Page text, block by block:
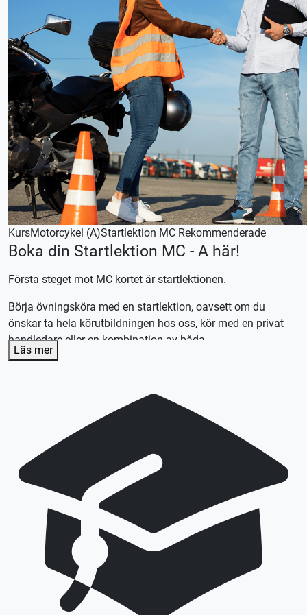
Kontakta oss för bokning eller logga in på appen
Elevcentralen alternativt stroptima.se.
Denna körlektion utförs med en manuellt växlad bil.
Ska du göra en privat uppkörning inom kort? Då hjälper vi
dig gärna att välja en ordinarie körlektion eller ett
privatistpaket som ger dig bästa möjliga förutsättningar.
Kontakta oss för bokning eller logga in på appen TABS Elev
alternativt tctabs.se.
Vid önskemål om betalning via faktura, vänligen kontakta
trafikskolan så hjälper vi er.
KursMotorcykel (A)Startlektion MC Rekommenderade
Boka din Startlektion MC - A här!
Första steget mot MC kortet är startlektionen.
Börja övningsköra med en startlektion, oavsett om du
önskar ta hela körutbildningen hos oss, kör med en privat
handledare eller en kombination av båda.
Lån av skydd ingår
Lån av MC ingår
Denna lektion utförs med en tung MC (A), körkortstillstånd
krävs. Utebliven närvaro debiteras enligt STR praxis.
Vid önskemål om betalning via faktura, vänligen kontakta
trafikskolan så hjälper vi er.
Läs mer